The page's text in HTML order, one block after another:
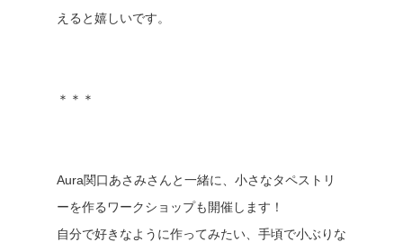
えると嬉しいです。
＊＊＊
Aura関口あさみさんと一緒に、小さなタペストリ
ーを作るワークショップも開催します！
自分で好きなように作ってみたい、手頃で小ぶりな